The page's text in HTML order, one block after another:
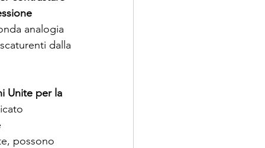
analogia
dalla
Unite per la
possono